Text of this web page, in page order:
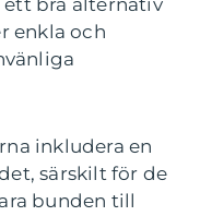
ett bra alternativ
enkla och
inkludera en
särskilt för de
bunden till